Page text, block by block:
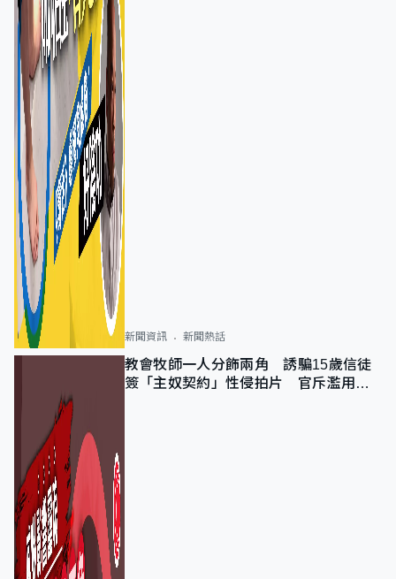
新聞資訊 新聞熱話
教會牧師一人分飾兩角 誘騙15歲信徒
簽「主奴契約」性侵拍片 官斥濫用教